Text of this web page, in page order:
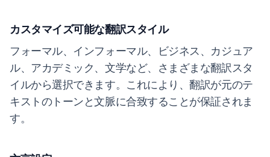
カスタマイズ可能な翻訳スタイル
フォーマル、インフォーマル、ビジネス、カジュア
ル、アカデミック、文学など、さまざまな翻訳スタ
イルから選択できます。これにより、翻訳が元のテ
キストのトーンと文脈に合致することが保証されま
す。